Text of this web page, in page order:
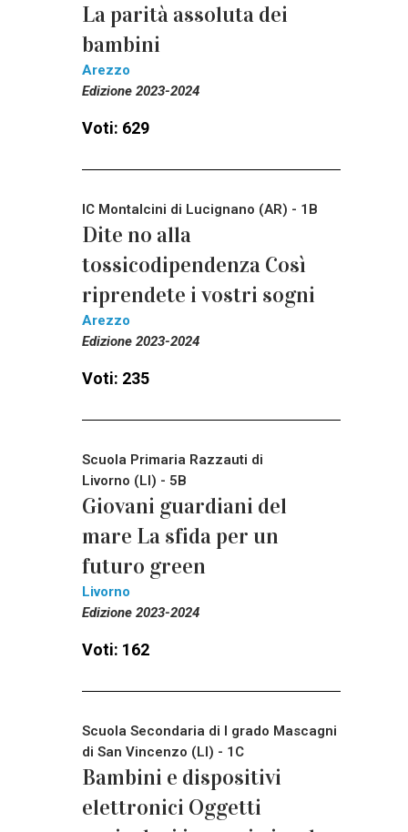
La parità assoluta dei
bambini
Arezzo
Edizione 2023-2024
Voti: 629
IC Montalcini di Lucignano (AR) - 1B
Dite no alla
tossicodipendenza Così
riprendete i vostri sogni
Arezzo
Edizione 2023-2024
Voti: 235
Scuola Primaria Razzauti di
Livorno (LI) - 5B
Giovani guardiani del
mare La sfida per un
futuro green
Livorno
Edizione 2023-2024
Voti: 162
Scuola Secondaria di I grado Mascagni
di San Vincenzo (LI) - 1C
Bambini e dispositivi
elettronici Oggetti